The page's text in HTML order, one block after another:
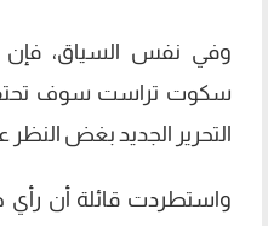
وفي نفس السياق،
سكوت تراست سوف
التحرير الجديد بغض النظر
واستطردت قائلة أن رأي